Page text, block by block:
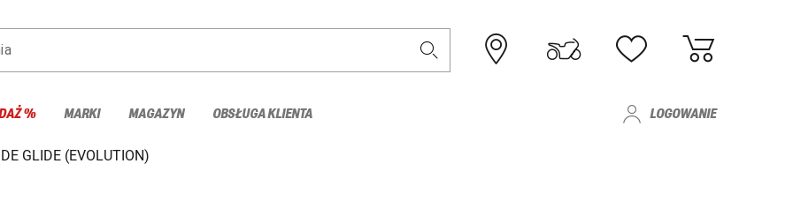
% MARKI MAGAZYN OBSŁUGA KLIENTA LOGOWANIE
GLIDE (EVOLUTION)